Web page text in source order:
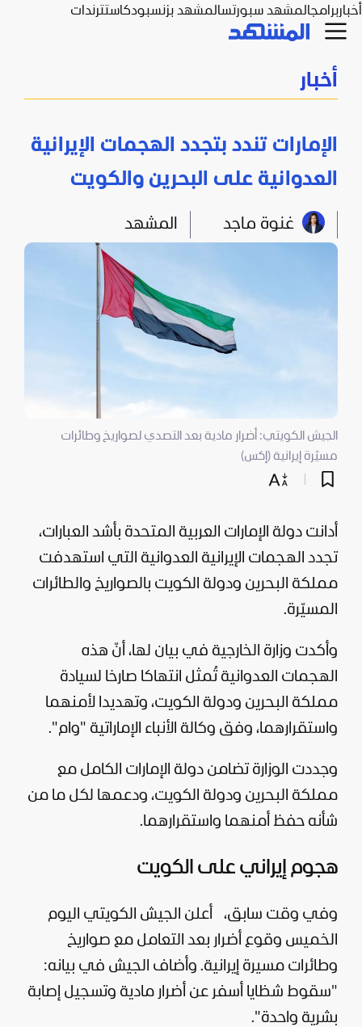
أخباربرامجالمشهد سبورتسالمشهد بزنسبودكاستترندات
أخبار
الإمارات تندد بتجدد الهجمات الإيرانية
العدوانية على البحرين والكويت
غنوة ماجد المشهد
الجيش الكويتي: أضرار مادية بعد التصدي لصواريخ وطائرات
مسيّرة إيرانية (إكس)
أدانت دولة الإمارات العربية المتحدة بأشد العبارات،
تجدد الهجمات الإيرانية العدوانية التي استهدفت
مملكة البحرين ودولة الكويت بالصواريخ والطائرات
المسيّرة.
وأكدت وزارة الخارجية في بيان لها، أنّ هذه
الهجمات العدوانية تُمثل انتهاكا صارخا لسيادة
مملكة البحرين ودولة الكويت، وتهديدا لأمنهما
واستقرارهما، وفق وكالة الأنباء الإماراتية "وام".
وجددت الوزارة تضامن دولة الإمارات الكامل مع
مملكة البحرين ودولة الكويت، ودعمها لكل ما من
شأنه حفظ أمنهما واستقرارهما.
هجوم إيراني على الكويت
وفي وقت سابق،
أعلن الجيش الكويتي اليوم
الخميس وقوع أضرار بعد التعامل مع صواريخ
وطائرات مسيرة إيرانية. وأضاف الجيش في بيانه:
"سقوط شظايا أسفر عن أضرار مادية وتسجيل إصابة
بشرية واحدة".